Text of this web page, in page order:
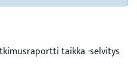
taikka -selvitys